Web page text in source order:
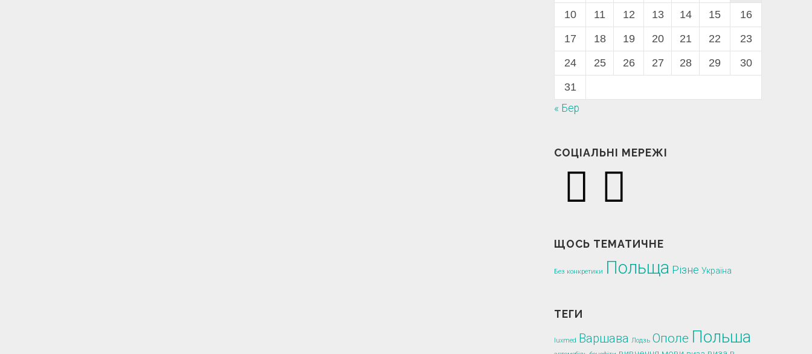
10
11 12 13 14 15
16
17
18 19 20 21 22
23
24
25 26 27 28 29
30
31
« Бер
СОЦІАЛЬНІ МЕРЕЖІ
ЩОСЬ ТЕМАТИЧНЕ
Без конкретики Польща Різне Україна
ТЕГИ
luxmed Варшава Лодзь Ополе Польша